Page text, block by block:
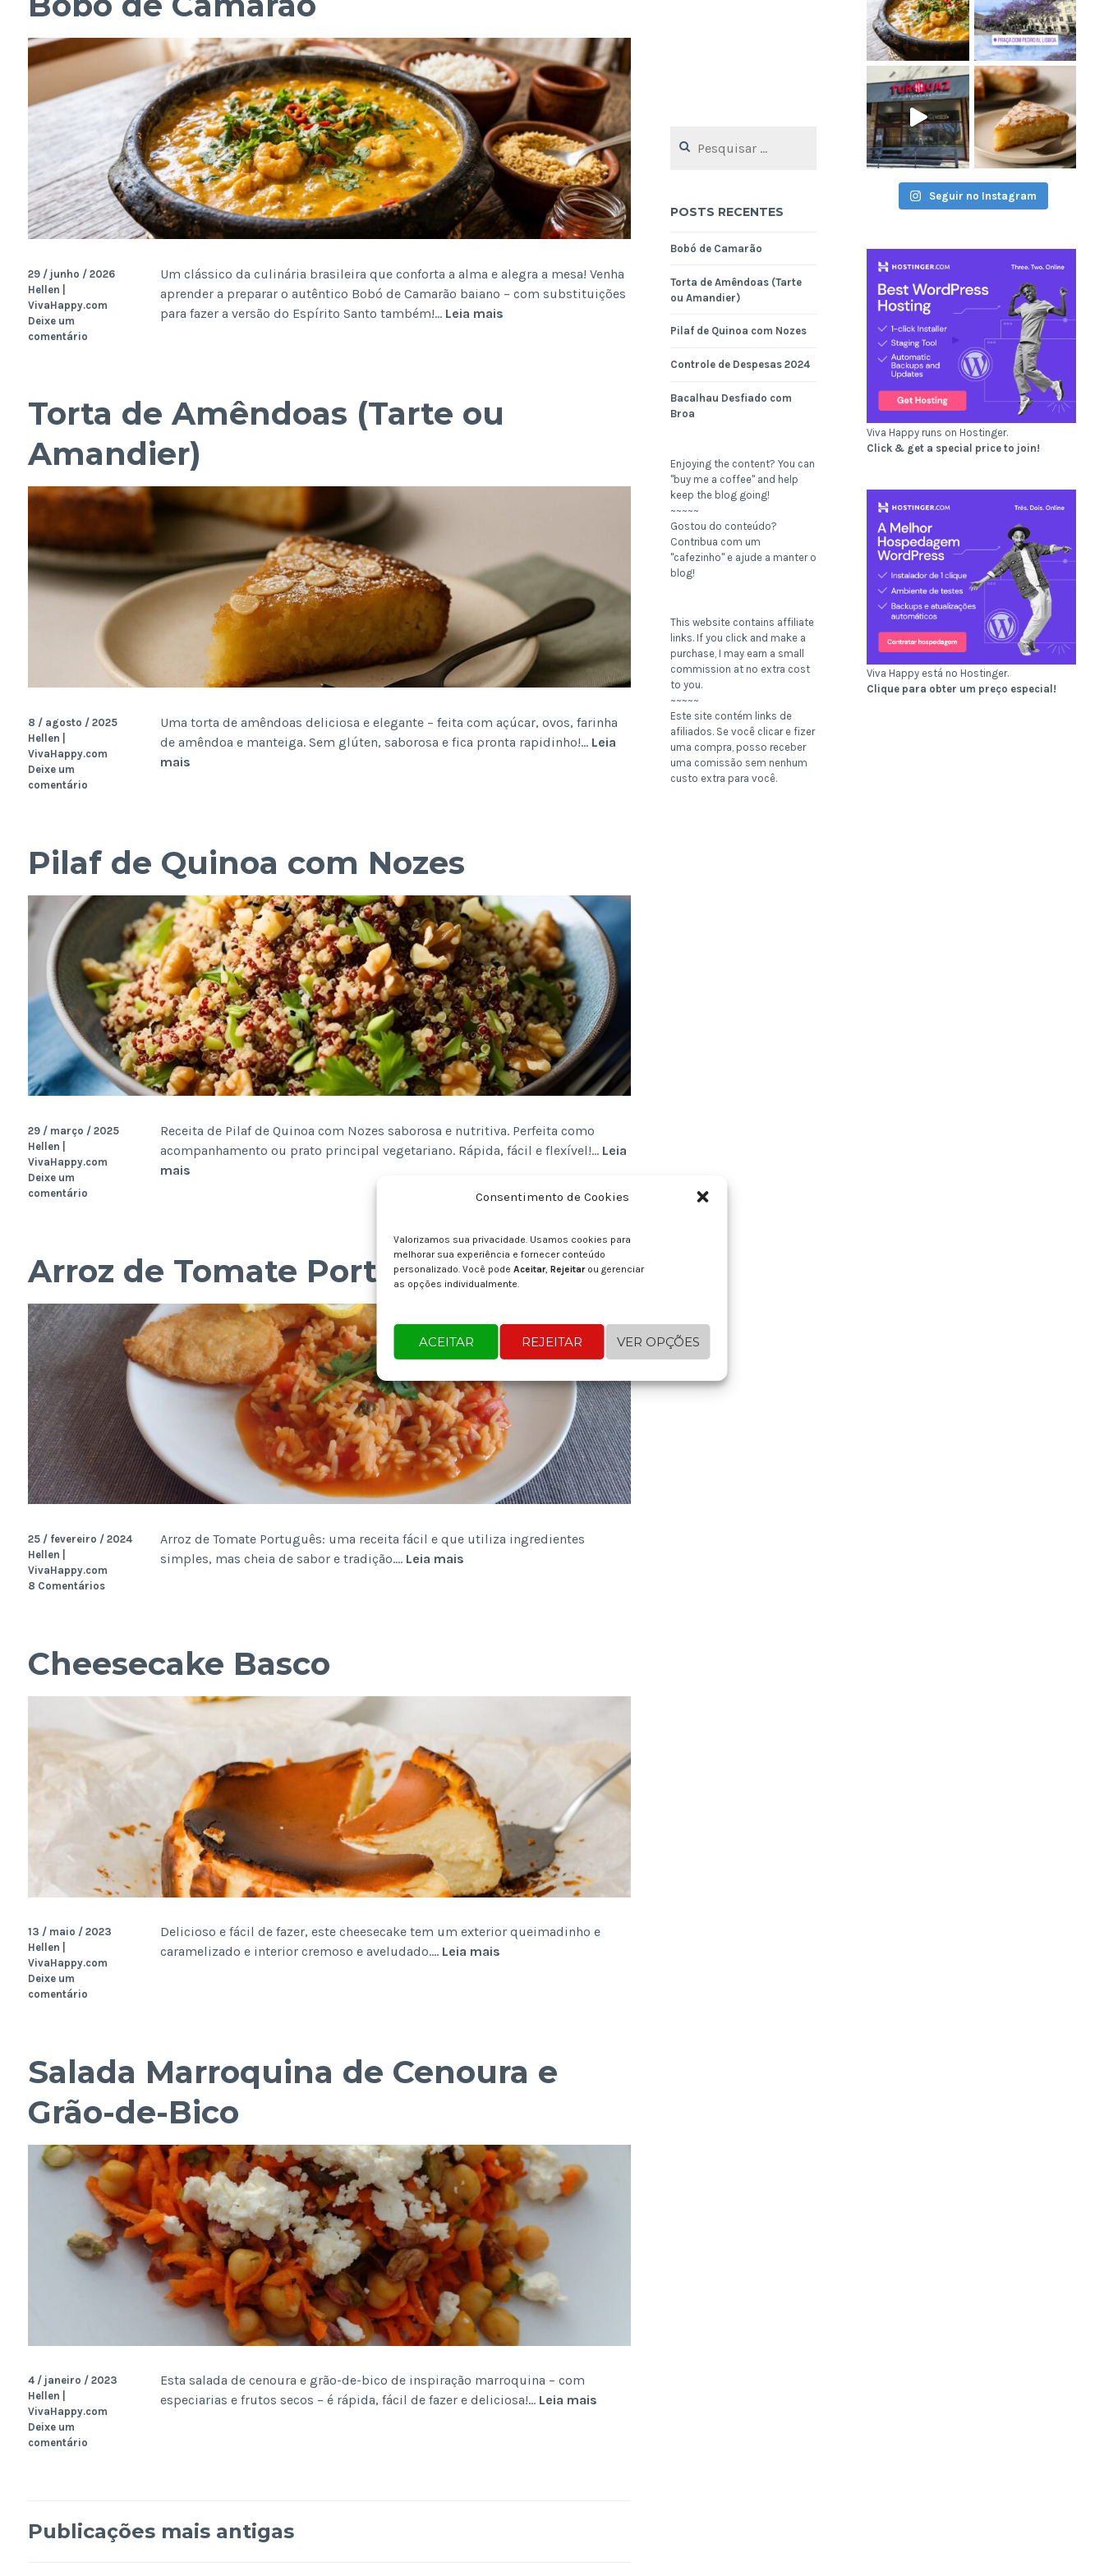
Consentimento de Cookies
Valorizamos sua privacidade. Usamos cookies para
melhorar sua experiência e fornecer conteúdo
personalizado. Você pode Aceitar, Rejeitarou gerenciar
as opções individualmente.
ACEITAR REJEITAR VER OPÇÕES
Um clássico da culinária brasileira que conforta a alma e alegra a mesa! Venha
aprender a preparar o autêntico Bobó de Camarão baiano – com substituições
para fazer a versão do Espírito Santo também!… Leia mais
29 / junho / 2026
Hellen |
VivaHappy.com
Deixe um
comentário
Torta de Amêndoas (Tarte ou
Amandier)
Uma torta de amêndoas deliciosa e elegante – feita com açúcar, ovos, farinha
de amêndoa e manteiga. Sem glúten, saborosa e fica pronta rapidinho!… Leia
mais
Amandier)
8 / agosto / 2025
Hellen |
VivaHappy.com
Deixe um
comentário
Pilaf de Quinoa com Nozes
Receita de Pilaf de Quinoa com Nozes saborosa e nutritiva. Perfeita como
acompanhamento ou prato principal vegetariano. Rápida, fácil e flexível!… Leia
mais
29 / março / 2025
Hellen |
VivaHappy.com
Deixe um
comentário
Arroz de Tomate Português
Arroz de Tomate Português: uma receita fácil e que utiliza ingredientes
simples, mas cheia de sabor e tradição.… Leia mais
25 / fevereiro / 2024
Hellen |
VivaHappy.com
8 Comentários
Cheesecake Basco
Delicioso e fácil de fazer, este cheesecake tem um exterior queimadinho e
caramelizado e interior cremoso e aveludado.… Leia mais
13 / maio / 2023
Hellen |
VivaHappy.com
Deixe um
comentário
Salada Marroquina de Cenoura e
Grão-de-Bico
Esta salada de cenoura e grão-de-bico de inspiração marroquina – com
especiarias e frutos secos – é rápida, fácil de fazer e deliciosa!… Leia mais
4 / janeiro / 2023
Hellen |
VivaHappy.com
Deixe um
comentário
Navegação
Publicações mais antigas
por:
POSTS RECENTES
Bobó de Camarão
Torta de Amêndoas (Tarte
ou Amandier)
Pilaf de Quinoa com Nozes
Controle de Despesas 2024
Bacalhau Desfiado com
Broa
Enjoying the content? You can
"buy me a coffee" and help
keep the blog going!
~~~~~
Gostou do conteúdo?
Contribua com um
"cafezinho" e ajude a manter o
blog!
This website contains affiliate
links. If you click and make a
purchase, I may earn a small
commission at no extra cost
to you.
~~~~~
Este site contém links de
afiliados. Se você clicar e fizer
uma compra, posso receber
uma comissão sem nenhum
custo extra para você.
Seguir no Instagram
Viva Happy runs on Hostinger.
Click & get a special price to join!
Viva Happy está no Hostinger.
Clique para obter um preço especial!